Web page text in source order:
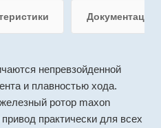
Документация
непревзойденной
и плавностью хода.
ротор maxon
практически для всех